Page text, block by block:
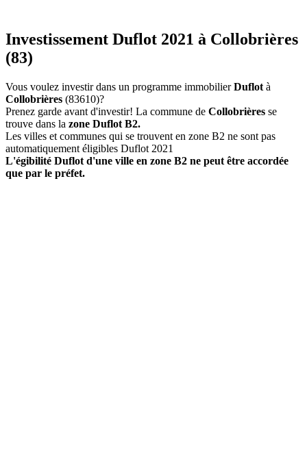
Investissement Duflot 2021 à Collobrières
(83)
Vous voulez investir dans un programme immobilierDuflot à
Collobrières (83610)?
Prenez garde avant d'investir! La commune de Collobrières se
trouve dans la zone Duflot B2.
Les villes et communes qui se trouvent en zone B2 ne sont pas
automatiquement éligibles Duflot 2021
L'égibilité Duflot d'une ville en zone B2 ne peut être accordée
que par le préfet.